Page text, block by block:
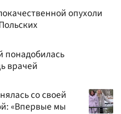
опухоли
понадобилась
врачей
со своей
«Впервые мы